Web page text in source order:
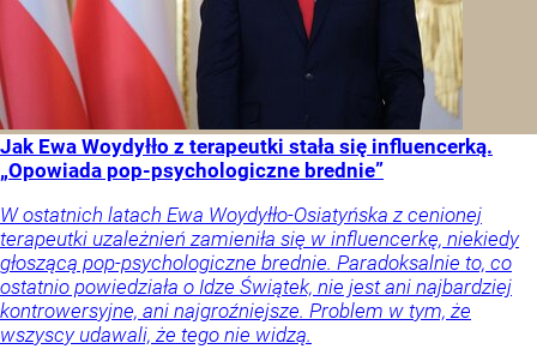
Jak Ewa Woydyłło z terapeutki stała się influencerką.
„Opowiada pop-psychologiczne brednie”
W ostatnich latach Ewa Woydyłło-Osiatyńska z cenionej
terapeutki uzależnień zamieniła się w influencerkę, niekiedy
głoszącą pop-psychologiczne brednie. Paradoksalnie to, co
ostatnio powiedziała o Idze Świątek, nie jest ani najbardziej
kontrowersyjne, ani najgroźniejsze. Problem w tym, że
wszyscy udawali, że tego nie widzą.